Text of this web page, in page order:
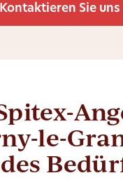
Kontaktieren Sie uns
le-